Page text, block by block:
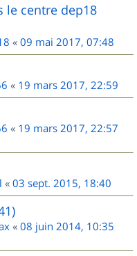
le centre dep18
« 09 mai 2017, 07:48
« 19 mars 2017, 22:59
« 19 mars 2017, 22:57
« 03 sept. 2015, 18:40
« 08 juin 2014, 10:35